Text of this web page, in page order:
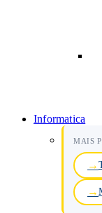
Informatica
MAIS